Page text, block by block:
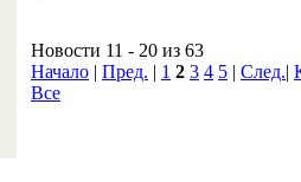
Новости 11 - 20 из 63
Начало | Пред. | 1 2 3 4 5 | След.|
Все